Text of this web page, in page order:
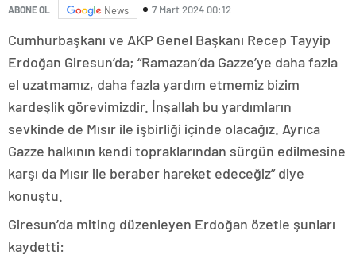
ABONE OL News 7 Mart 2024 00:12
Cumhurbaşkanı ve AKP Genel Başkanı Recep Tayyip
Erdoğan Giresun’da; “Ramazan’da Gazze’ye daha fazla
el uzatmamız, daha fazla yardım etmemiz bizim
kardeşlik görevimizdir. İnşallah bu yardımların
sevkinde de Mısır ile işbirliği içinde olacağız. Ayrıca
Gazze halkının kendi topraklarından sürgün edilmesine
karşı da Mısır ile beraber hareket edeceğiz” diye
konuştu.
Giresun’da miting düzenleyen Erdoğan özetle şunları
kaydetti: